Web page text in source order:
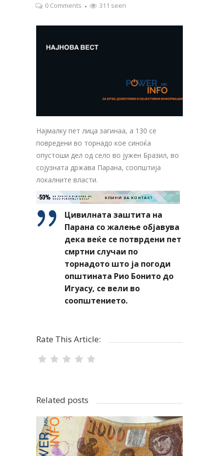
0 Comments
311 seen
Најмалку пет лица загинаа, а 130 се
повредени во торнадо кое синоќа
опустоши дел од село во јужен Бразил, во
сојузната држава Парана, соопштија
локалните власти.
-50% ЗА ТВОЈАТА РЕКЛАМА НА
ОВОЈ РЕКЛАМЕН БАНЕР КЛИНИ ЗА КОНТАКТ
Цивилната заштита на
Парана со жалење објавува
дека веќе се потврдени пет
смртни случаи по
торнадото што ја погоди
општината Рио Бонито до
Игуасу, се вели во
соопштението.
Rate This Article:
Related posts